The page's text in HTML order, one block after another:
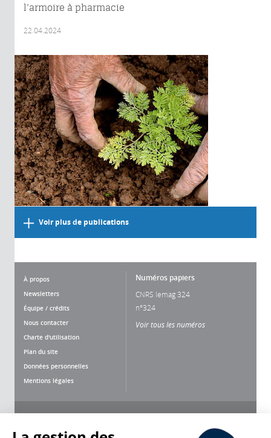
l’armoire à pharmacie
22.04.2024
Voir plus de publications
À propos
Newsletters
Équipe / crédits
Nous contacter
Charte d'utilisation
Plan du site
Données personnelles
Mentions légales
Numéros papiers
CNRS lemag 324
n°324
Voir tous les numéros